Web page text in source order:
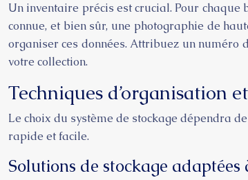
Un inventaire précis est crucial. Pour
connue, et bien sûr, une photographie de
organiser ces données. Attribuez un
votre collection.
Techniques d’organisation
Le choix du système de stockage dépendra
rapide et facile.
Solutions de stockage